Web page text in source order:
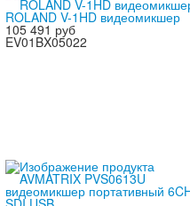
ROLAND V-1HD видеомикшер
105 491 руб
EV01BX05022